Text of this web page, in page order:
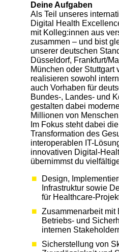
Deine Aufgaben
Als Teil unseres
Digital Health
mit Kolleg:innen aus
zusammen – und bist
unserer deutschen
Düsseldorf, Frankfurt/
München oder Stuttgart
realisieren sowohl
auch Vorhaben für
Bundes-, Landes- und
gestalten dabei
Millionen von
Im Fokus steht dabei
Transformation des
interoperablen IT-
innovativen Digital-
übernimmst du
Design,
Infrastruktur sowie
für Healthcare-
Zusammenarbeit mit
Betriebs- und
internen
Sicherstellung von